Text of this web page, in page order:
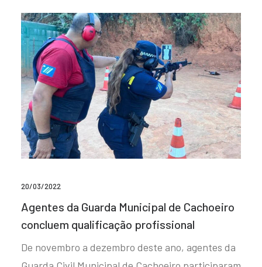
20/03/2022
Agentes da Guarda Municipal de Cachoeiro
concluem qualificação profissional
De novembro a dezembro deste ano, agentes da